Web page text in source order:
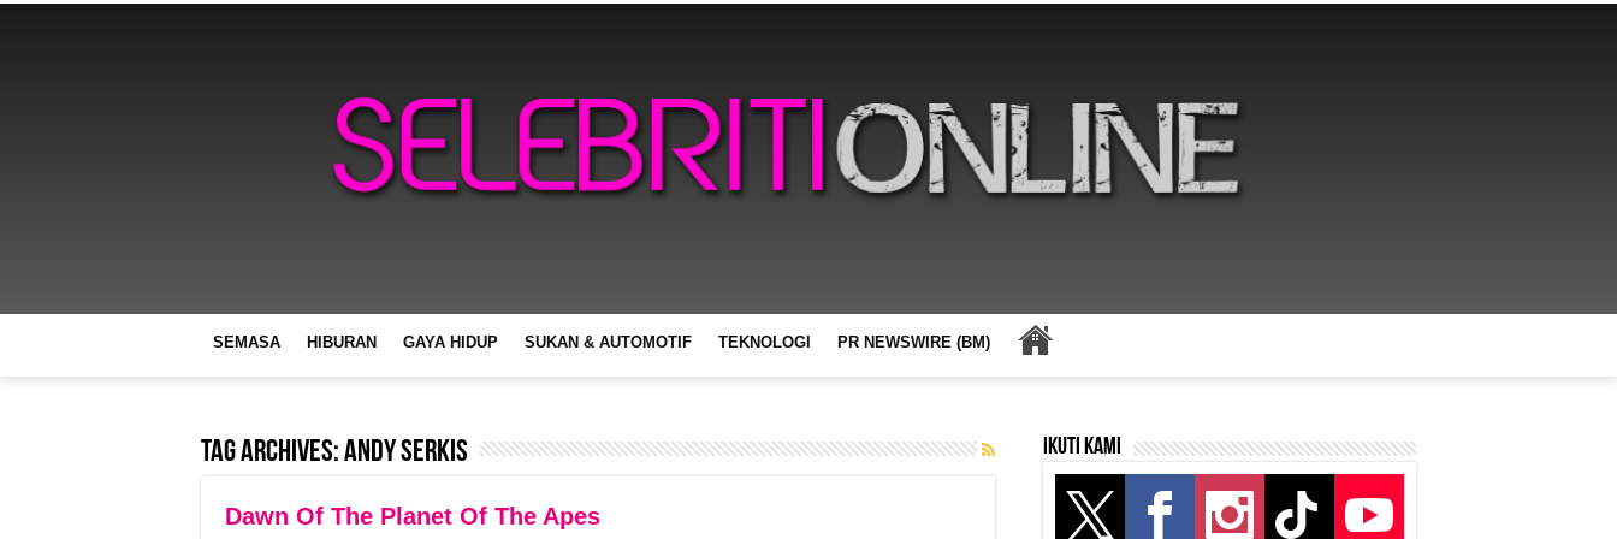
SEMASA HIBURAN GAYA HIDUP SUKAN & AUTOMOTIF TEKNOLOGI PR NEWSWIRE (BM)
Tag Archives:Andy Serkis
Dawn Of The Planet Of The Apes
Ikuti kami